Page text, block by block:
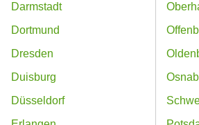
Darmstadt
Dortmund
Dresden
Duisburg
Düsseldorf